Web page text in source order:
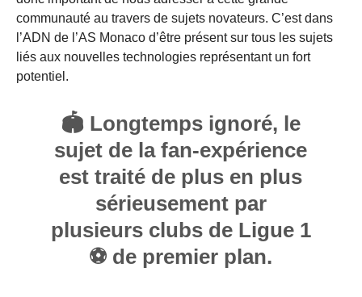
communauté au travers de sujets novateurs. C’est dans
l’ADN de l’AS Monaco d’être présent sur tous les sujets
liés aux nouvelles technologies représentant un fort
potentiel.
🏟️ Longtemps ignoré, le
sujet de la fan-expérience
est traité de plus en plus
sérieusement par
plusieurs clubs de Ligue 1
⚽️ de premier plan.